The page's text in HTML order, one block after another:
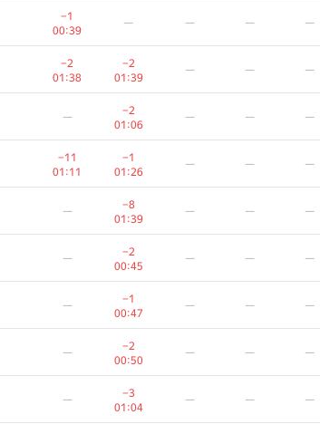
−1
00:39
— — — —
−2
01:38
−2
01:39
— — —
—
−2
01:06
— — —
−11
01:11
−1
01:26
— — —
—
−8
01:39
— — —
—
−2
00:45
— — —
—
−1
00:47
— — —
—
−2
00:50
— — —
—
−3
01:04
— — —
388/517 306 / 1479 199/497 123/337 14/80
01:35 00:24
−2
00:29
−8
01:37
−1
00:29
−9
01:20
00:30